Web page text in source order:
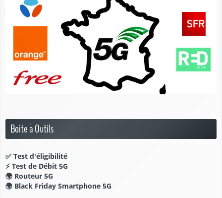
Boite à Outils
✅ Test d'éligibilité
⚡ Test de Débit 5G
🌍 Routeur 5G
🌍 Black Friday Smartphone 5G